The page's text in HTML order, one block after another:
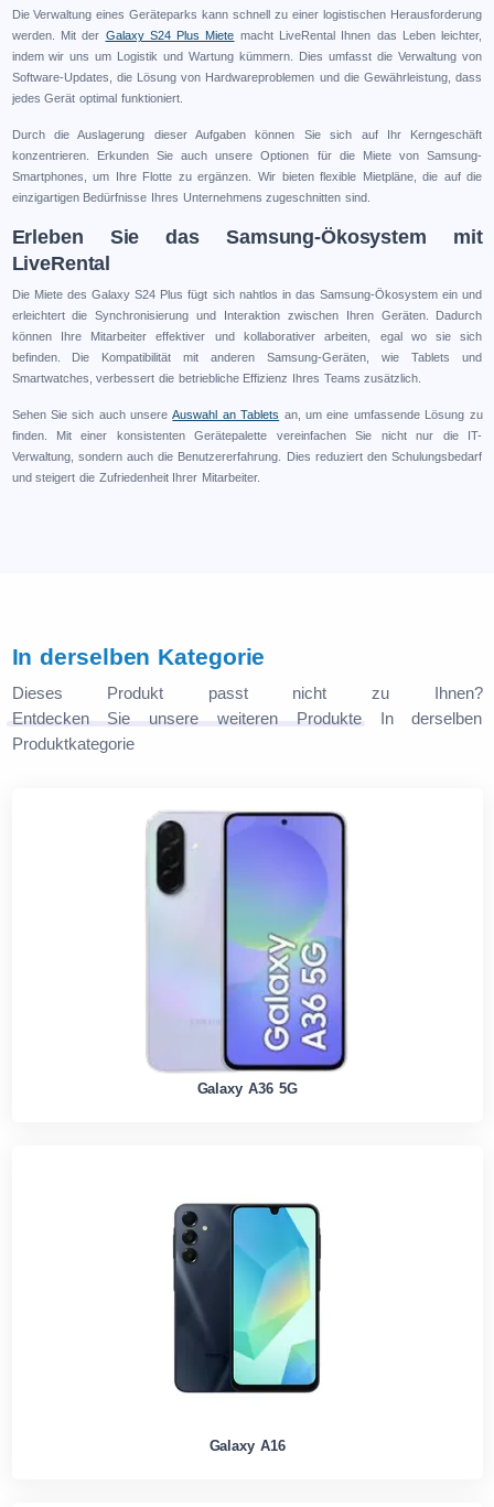
Die Verwaltung eines Geräteparks kann schnell zu einer logistischen Herausforderung
werden. Mit der Galaxy S24 Plus Miete macht LiveRental Ihnen das Leben leichter,
indem wir uns um Logistik und Wartung kümmern. Dies umfasst die Verwaltung von
Software-Updates, die Lösung von Hardwareproblemen und die Gewährleistung, dass
jedes Gerät optimal funktioniert.
Durch die Auslagerung dieser Aufgaben können Sie sich auf Ihr Kerngeschäft
konzentrieren. Erkunden Sie auch unsere Optionen für die Miete von Samsung-
Smartphones, um Ihre Flotte zu ergänzen. Wir bieten flexible Mietpläne, die auf die
einzigartigen Bedürfnisse Ihres Unternehmens zugeschnitten sind.
Erleben Sie das Samsung-Ökosystem mit
LiveRental
Die Miete des Galaxy S24 Plus fügt sich nahtlos in das Samsung-Ökosystem ein und
erleichtert die Synchronisierung und Interaktion zwischen Ihren Geräten. Dadurch
können Ihre Mitarbeiter effektiver und kollaborativer arbeiten, egal wo sie sich
befinden. Die Kompatibilität mit anderen Samsung-Geräten, wie Tablets und
Smartwatches, verbessert die betriebliche Effizienz Ihres Teams zusätzlich.
Sehen Sie sich auch unsereAuswahl an Tablets an, um eine umfassende Lösung zu
finden. Mit einer konsistenten Gerätepalette vereinfachen Sie nicht nur die IT-
Verwaltung, sondern auch die Benutzererfahrung. Dies reduziert den Schulungsbedarf
und steigert die Zufriedenheit Ihrer Mitarbeiter.
In derselben Kategorie
Dieses Produkt passt nicht zu Ihnen?
Entdecken Sie unsere weiteren ProdukteIn derselben
Produktkategorie
Galaxy A36 5G
Galaxy A16